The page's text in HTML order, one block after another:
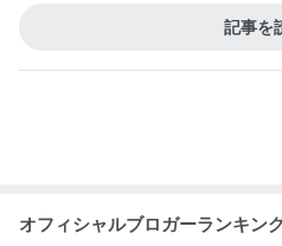
記事を
オフィシャルブロガーランキン